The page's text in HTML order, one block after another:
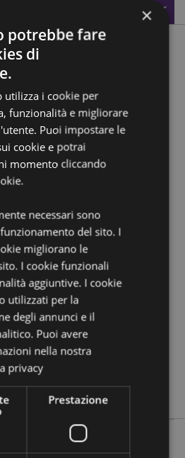
come inoltrare un ordine
di Puckator?
Larghezza 9.5cm Profondità
×
potrebbe fare
di
utilizza i cookie per
funzionalità e migliorare
Puoi impostare le
cookie e potrai
momento cliccando
necessari sono
del sito. I
migliorano le
I cookie funzionali
aggiuntive. I cookie
utilizzati per la
degli annunci e il
Puoi avere
nella nostra
privacy
Prestazione